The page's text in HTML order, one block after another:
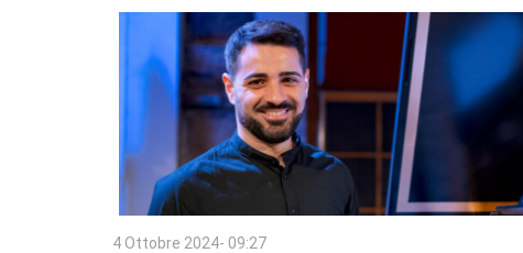
4 Ottobre 2024- 09:27